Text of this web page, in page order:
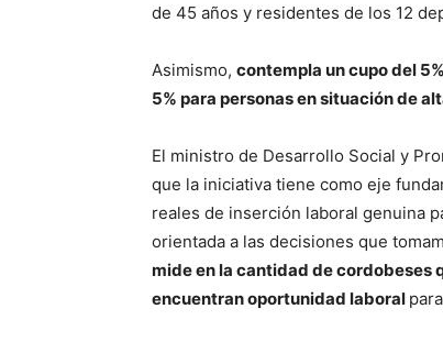
de 45 años y residentes de los 12
Asimismo, contempla un cupo del
5% para personas en situación de
El ministro de Desarrollo Social y
que la iniciativa tiene como eje
reales de inserción laboral genuina
orientada a las decisiones que
mide en la cantidad de cordobeses
encuentran oportunidad laboral